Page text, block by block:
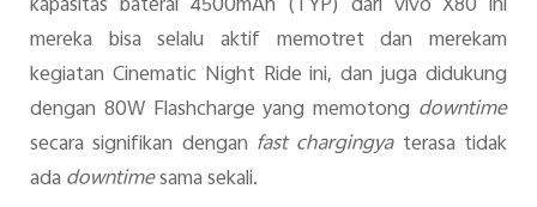
mereka bisa selalu aktif memotret dan merekam
kegiatan Cinematic Night Ride ini, dan juga didukung
dengan 80W Flashcharge yang memotong downtime
secara signifikan dengan fast chargingyaterasa tidak
ada downtimesama sekali.